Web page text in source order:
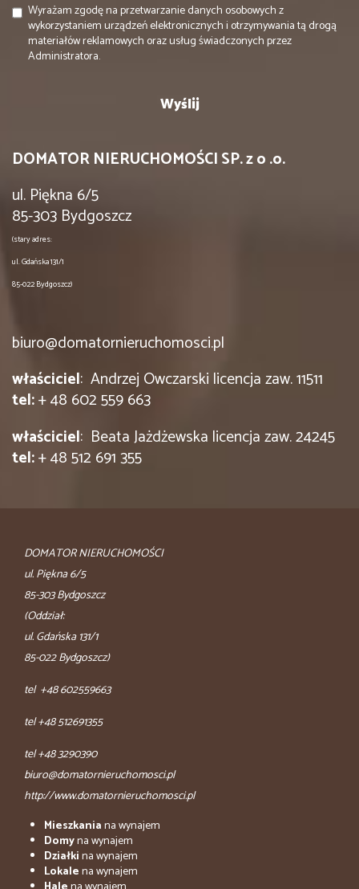
Wyrażam zgodę na przetwarzanie danych osobowych z
wykorzystaniem urządzeń elektronicznych i otrzymywania tą drogą
materiałów reklamowych oraz usług świadczonych przez
Administratora.
DOMATOR NIERUCHOMOŚCI SP. z o .o.
ul. Piękna 6/5
85-303 Bydgoszcz
(stary adres:
ul. Gdańska 131/1
85-022 Bydgoszcz)
biuro@domatornieruchomosci.pl
właściciel: Andrzej Owczarski licencja zaw. 11511
tel:+ 48 602 559 663
właściciel: Beata Jażdżewska licencja zaw. 24245
tel:+ 48 512 691 355
DOMATOR NIERUCHOMOŚCI
ul. Piękna 6/5
85-303 Bydgoszcz
(Oddział:
ul. Gdańska 131/1
85-022 Bydgoszcz)
tel +48 602559663
tel +48 512691355
tel +48 3290390
biuro@domatornieruchomosci.pl
http://www.domatornieruchomosci.pl
Mieszkaniana wynajem
Domyna wynajem
Działkina wynajem
Lokalena wynajem